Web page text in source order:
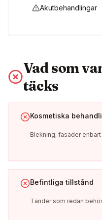
Akutbehandlingar
Vad som
täcks
Kosmetiska
Blekning, fasader
Befintliga tillstånd
Tänder som redan